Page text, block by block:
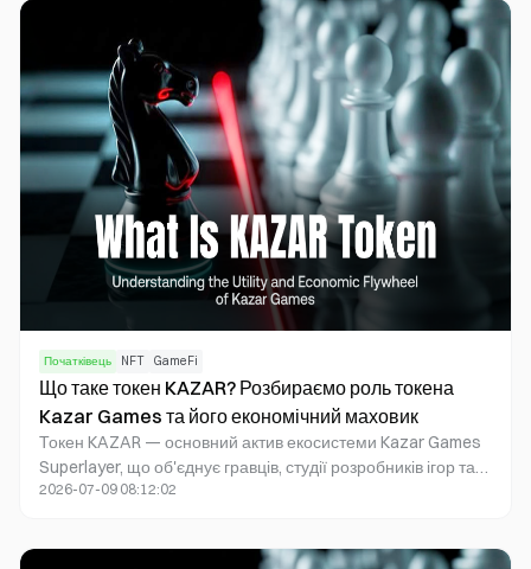
операційну діяльність і розвиток.
Початківець NFT GameFi
Що таке токен KAZAR? Розбираємо роль токена
Kazar Games та його економічний маховик
Токен KAZAR — основний актив екосистеми Kazar Games
Superlayer, що об'єднує гравців, студії розробників ігор та
економіку платформи за допомогою інструментів для
2026-07-09 08:12:02